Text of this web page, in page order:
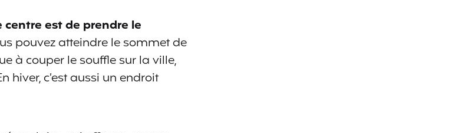
est de prendre le
pouvez atteindre le sommet de
à couper le souffle sur la ville,
hiver, c’est aussi un endroit